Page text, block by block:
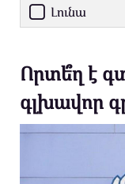
Լունա
Որտե՞ղ է
գլխավոր